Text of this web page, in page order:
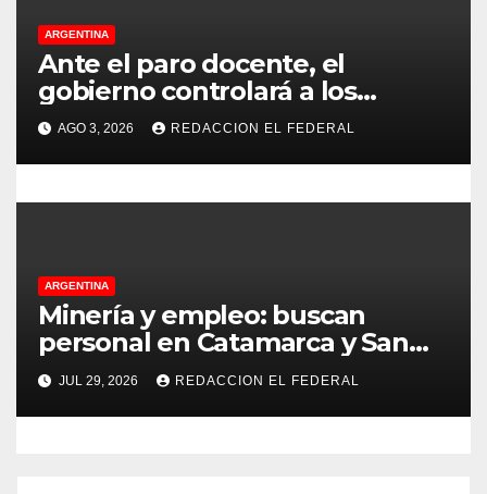
a
s
ARGENTINA
Ante el paro docente, el
gobierno controlará a los
colegios para que cumplan el
75% de cobertura presencial
AGO 3, 2026 REDACCION EL FEDERAL
ARGENTINA
Minería y empleo: buscan
personal en Catamarca y San
Juan para distintos puestos
JUL 29, 2026 REDACCION EL FEDERAL